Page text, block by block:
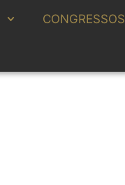
CONGRESSOS